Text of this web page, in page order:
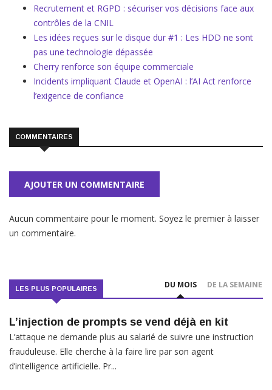
Recrutement et RGPD : sécuriser vos décisions face aux
contrôles de la CNIL
Les idées reçues sur le disque dur #1 : Les HDD ne sont
pas une technologie dépassée
Cherry renforce son équipe commerciale
Incidents impliquant Claude et OpenAI : l’AI Act renforce
l’exigence de confiance
COMMENTAIRES
AJOUTER UN COMMENTAIRE
Aucun commentaire pour le moment. Soyez le premier à laisser
un commentaire.
LES PLUS POPULAIRES DU MOIS DE LA SEMAINE
L’injection de prompts se vend déjà en kit
L’attaque ne demande plus au salarié de suivre une instruction
frauduleuse. Elle cherche à la faire lire par son agent
d’intelligence artificielle. Pr...